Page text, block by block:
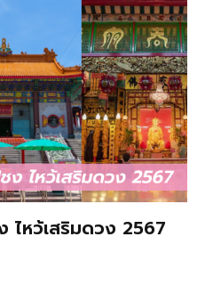
หว้เสริมดวง 2567